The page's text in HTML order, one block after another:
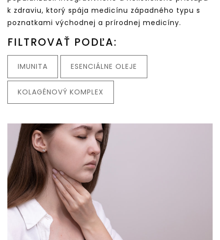
k zdraviu, ktorý spája medicínu západného typu s
poznatkami východnej a prírodnej medicíny.
FILTROVAŤ PODĽA:
IMUNITA ESENCIÁLNE OLEJE
KOLAGÉNOVÝ KOMPLEX